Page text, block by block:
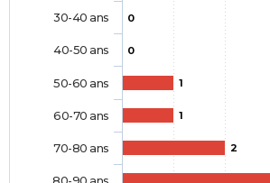
0
0
1
1
2
30-40 ans
40-50 ans
50-60 ans
60-70 ans
70-80 ans